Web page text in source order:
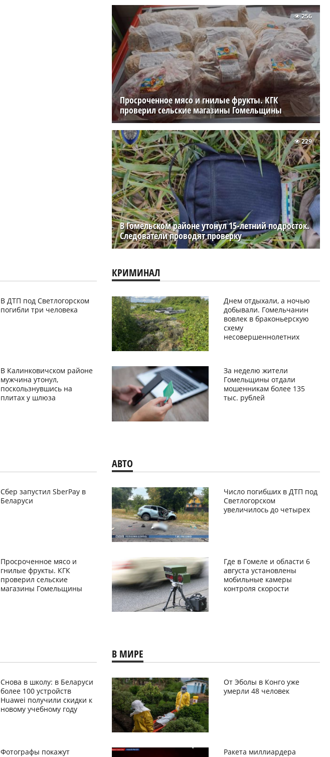
Просроченное мясо и гнилые фрукты. КГК
проверил сельские магазины Гомельщины
256
В Гомельском районе утонул 15-летний подросток.
Следователи проводят проверку
229
В ДТП под Светлогорском
погибли три человека
В Калинковичском районе
мужчина утонул,
поскользнувшись на
плитах у шлюза
КРИМИНАЛ
Днем отдыхали, а ночью
добывали. Гомельчанин
вовлек в браконьерскую
схему
несовершеннолетних
За неделю жители
Гомельщины отдали
мошенникам более 135
тыс. рублей
Сбер запустил SberPay в
Беларуси
Просроченное мясо и
гнилые фрукты. КГК
проверил сельские
магазины Гомельщины
АВТО
Число погибших в ДТП под
Светлогорском
увеличилось до четырех
Где в Гомеле и области 6
августа установлены
мобильные камеры
контроля скорости
Снова в школу: в Беларуси
более 100 устройств
Huawei получили скидки к
новому учебному году
Фотографы покажут
В МИРЕ
От Эболы в Конго уже
умерли 48 человек
Ракета миллиардера